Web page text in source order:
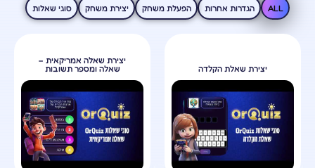
הגדרות אחרות הפעלת משחק יצירת משחק סוגי שאלות ALL
יצירת שאלת הקלדה
יצירת שאלה אמריקאית –
שאלה ומספר תשובות